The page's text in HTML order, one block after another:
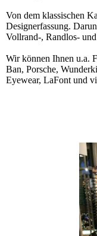
Von dem klassischen
Designerfassung.
Vollrand-, Randlos-
Wir können Ihnen u.a.
Ban, Porsche,
Eyewear, LaFont und